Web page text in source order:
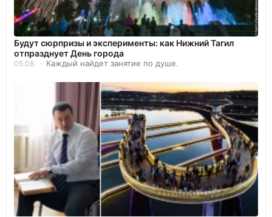
Будут сюрпризы и эксперименты: как Нижний Тагил
отпразднует День города
05.08 Каждый найдет занятие по душе.